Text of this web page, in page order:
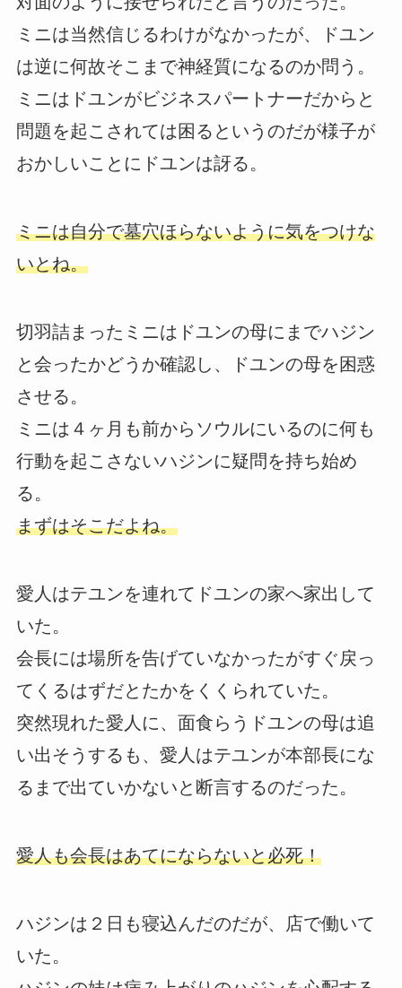
ミニは当然信じるわけがなかったが、ドユン
は逆に何故そこまで神経質になるのか問う。
ミニはドユンがビジネスパートナーだからと
問題を起こされては困るというのだが様子が
おかしいことにドユンは訝る。
ミニは自分で墓穴ほらないように気をつけな
いとね。
切羽詰まったミニはドユンの母にまでハジン
と会ったかどうか確認し、ドユンの母を困惑
させる。
ミニは４ヶ月も前からソウルにいるのに何も
行動を起こさないハジンに疑問を持ち始め
る。
まずはそこだよね。
愛人はテユンを連れてドユンの家へ家出して
いた。
会長には場所を告げていなかったがすぐ戻っ
てくるはずだとたかをくくられていた。
突然現れた愛人に、面食らうドユンの母は追
い出そうするも、愛人はテユンが本部長にな
るまで出ていかないと断言するのだった。
愛人も会長はあてにならないと必死！
ハジンは２日も寝込んだのだが、店で働いて
いた。